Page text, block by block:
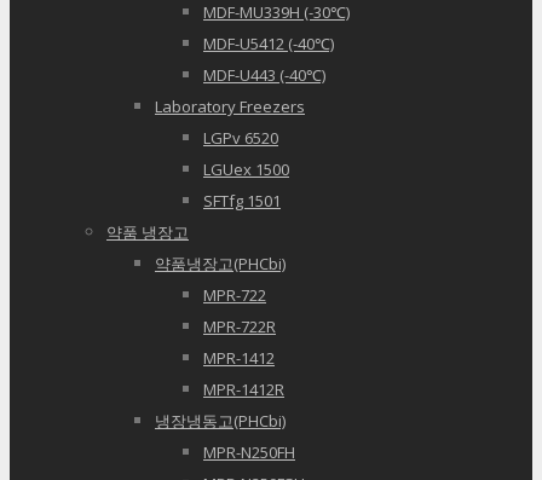
MDF-MU339H (-30℃)
MDF-U5412 (-40℃)
MDF-U443 (-40℃)
Laboratory Freezers
LGPv 6520
LGUex 1500
SFTfg 1501
약품 냉장고
약품냉장고(PHCbi)
MPR-722
MPR-722R
MPR-1412
MPR-1412R
냉장냉동고(PHCbi)
MPR-N250FH